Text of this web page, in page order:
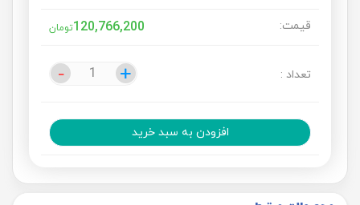
قیمت: 120,766,200تومان
تعداد : +
- +
-
افزودن به سبد خرید